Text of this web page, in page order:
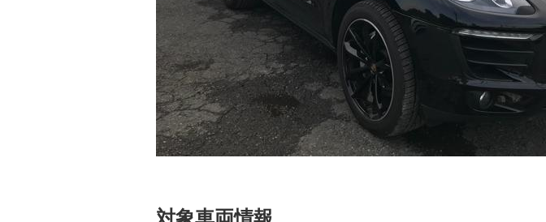
対象車両情報